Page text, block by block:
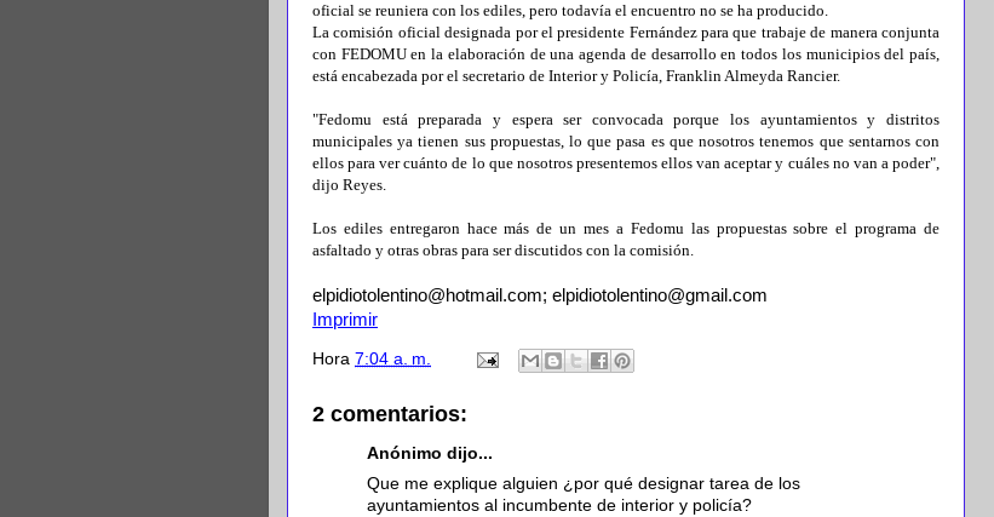
oficial se reuniera con los ediles, pero todavía el encuentro no se ha producido.
La comisión oficial designada por el presidente Fernández para que trabaje de manera conjunta
con FEDOMU en la elaboración de una agenda de desarrollo en todos los municipios del país,
está encabezada por el secretario de Interior y Policía, Franklin Almeyda Rancier.
"Fedomu está preparada y espera ser convocada porque los ayuntamientos y distritos
municipales ya tienen sus propuestas, lo que pasa es que nosotros tenemos que sentarnos con
ellos para ver cuánto de lo que nosotros presentemos ellos van aceptar y cuáles no van a poder",
dijo Reyes.
Los ediles entregaron hace más de un mes a Fedomu las propuestas sobre el programa de
asfaltado y otras obras para ser discutidos con la comisión.
elpidiotolentino@hotmail.com; elpidiotolentino@gmail.com
Imprimir
Hora 7:04 a. m.
2 comentarios:
Anónimo dijo...
Que me explique alguien ¿por qué designar tarea de los
ayuntamientos al incumbente de interior y policía?